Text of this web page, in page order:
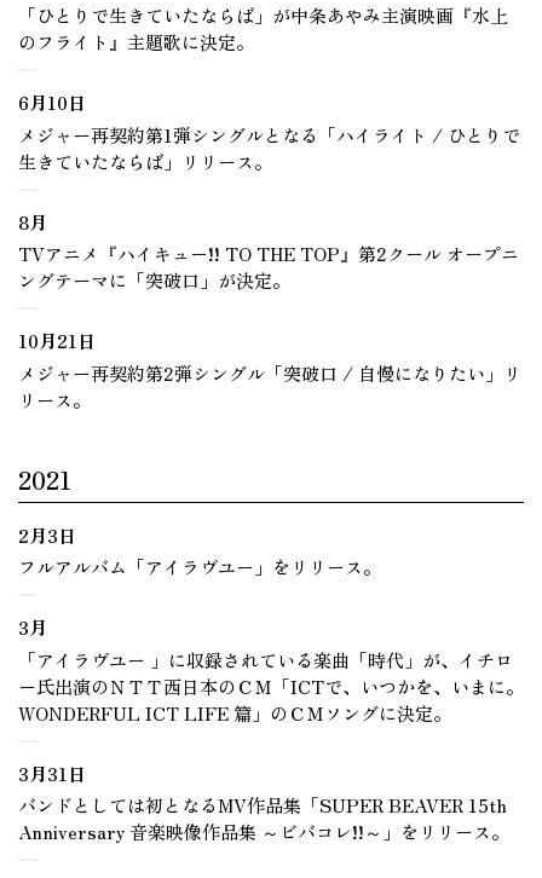
「ひとりで生きていたならば」が中条あやみ主演映画『水上
のフライト』主題歌に決定。
6月10日
メジャー再契約第1弾シングルとなる「ハイライト / ひとりで
生きていたならば」リリース。
8月
TVアニメ『ハイキュー!! TO THE TOP』第2クール オープニ
ングテーマに「突破口」が決定。
10月21日
メジャー再契約第2弾シングル「突破口 / 自慢になりたい」リ
リース。
2021
2月3日
フルアルバム「アイラヴユー」をリリース。
3月
「アイラヴユー 」に収録されている楽曲「時代」が、イチロ
ー氏出演のＮＴＴ西日本のＣＭ「ICTで、いつかを、いまに。
WONDERFUL ICT LIFE 篇」のＣＭソングに決定。
3月31日
バンドとしては初となるMV作品集「SUPER BEAVER 15th
Anniversary 音楽映像作品集 ～ビバコレ!!～」をリリース。